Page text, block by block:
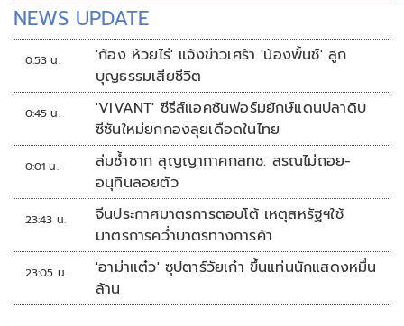
NEWS UPDATE
0:53 น.
'ก้อง ห้วยไร่' แจ้งข่าวเศร้า 'น้องพั้นช์' ลูก
บุญธรรมเสียชีวิต
0:45 น.
'VIVANT' ซีรีส์แอคชันฟอร์มยักษ์แดนปลาดิบ
ซีซันใหม่ยกกองลุยเดือดในไทย
0:01 น.
ล่มซ้ำซาก สุญญากาศกสทช. สรณไม่ถอย-
อนุทินลอยตัว
23:43 น.
จีนประกาศมาตรการตอบโต้ เหตุสหรัฐฯใช้
มาตรการคว่ำบาตรทางการค้า
23:05 น.
'อาม่าแต๋ว' ซุปตาร์วัยเก๋า ขึ้นแท่นนักแสดงหมื่น
ล้าน